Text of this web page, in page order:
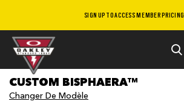
SIGN UP TO ACCESS MEMBER PRICING
Skip to
main
content
CUSTOM BISPHAERA™
Changer De Modèle